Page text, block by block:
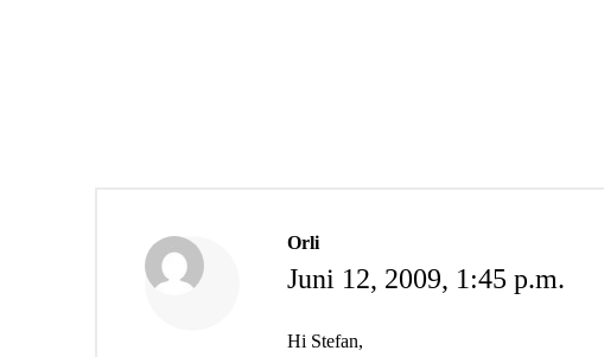
Orli
Juni 12, 2009, 1:45 p.m.
Hi Stefan,